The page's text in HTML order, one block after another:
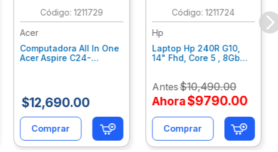
: 1211729
Acer
Computadora All In One
Acer Aspire C24-
Dq.Bmjal.002
$12,690.00
Comprar
:1211724
Hp
Laptop Hp 240R G10,
14" Fhd, Core 5 , 8Gb
Antes$10,490.00
Ahora$9790.00
Comprar